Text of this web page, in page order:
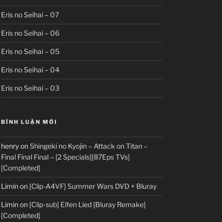
Eris no Seihai – 07
Eris no Seihai – 06
Eris no Seihai – 05
Eris no Seihai – 04
Eris no Seihai – 03
BÌNH LUẬN MỚI
henryonShingeki no Kyojin – Attack on Titan –
Final Final Final – [2 Specials][87Eps TVs]
[Completed]
Liminon [Clip-A4VF] Summer Wars DVD + Bluray
Liminon [Clip-sub] Elfen Lied [Bluray Remake]
[Completed]